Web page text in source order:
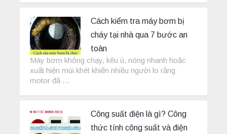
Cách kiểm tra máy bơm bị
cháy tại nhà qua 7 bước an
toàn
Máy bơm không chạy, kêu ù, nóng nhanh hoặc
xuất hiện mùi khét khiến nhiều người lo rằng
motor đã …
Công suất điện là gì? Công
thức tính công suất và điện